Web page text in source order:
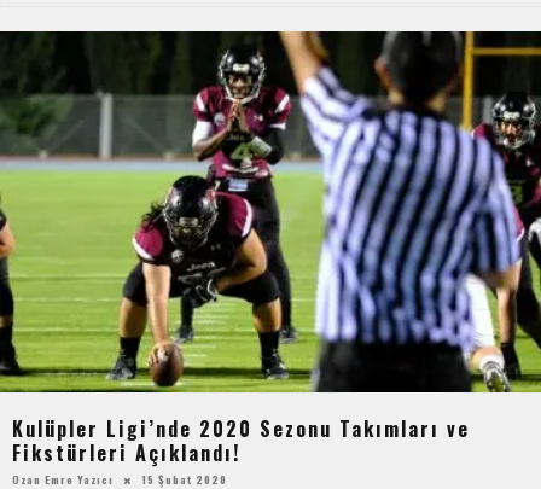
Kulüpler Ligi’nde 2020 Sezonu Takımları ve
Fikstürleri Açıklandı!
Ozan Emre Yazıcı 15 Şubat 2020